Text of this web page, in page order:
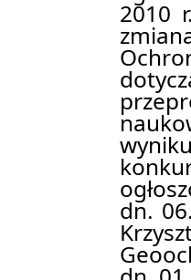
2010
dn.